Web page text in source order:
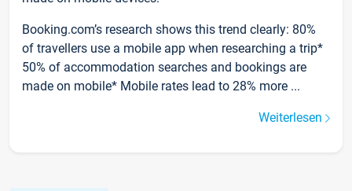
Booking.com’s research shows this trend clearly: 80%
of travellers use a mobile app when researching a trip*
50% of accommodation searches and bookings are
made on mobile* Mobile rates lead to 28% more ...
Weiterlesen